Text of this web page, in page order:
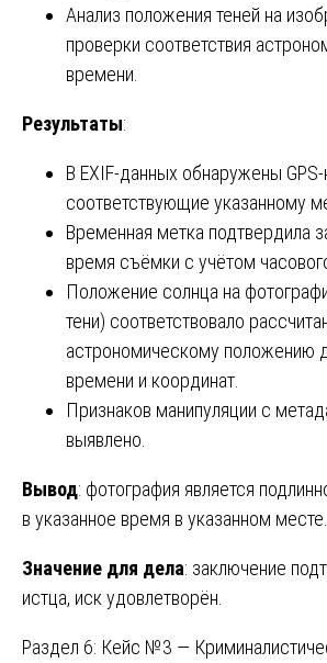
Анализ положения теней на
проверки соответствия
времени.
Результаты:
В EXIF-данных обнаружены
соответствующие указанному
Временная метка подтвердила
время съёмки с учётом
Положение солнца на
тени) соответствовало
астрономическому положению
времени и координат.
Признаков манипуляции с
выявлено.
Вывод: фотография является
в указанное время в указанном месте.
Значение для дела: заключение
истца, иск удовлетворён.
Раздел 6: Кейс №3 —